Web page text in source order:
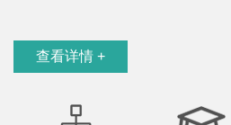
查看详情 +